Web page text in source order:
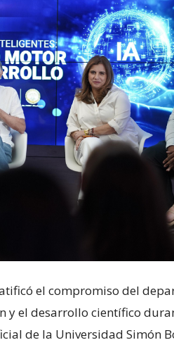
el compromiso del
y el desarrollo científico
de la Universidad Simón